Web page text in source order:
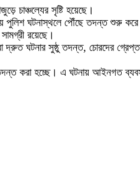
চাঞ্চল্যের সৃষ্টি হয়েছে।
পুলিশ ঘটনাস্থলে পৌঁছে তদন্ত শুরু
রয়েছে।
দ্রুত ঘটনার সুষ্ঠু তদন্ত, চোরদের
করা হচ্ছে। এ ঘটনায় আইনগত